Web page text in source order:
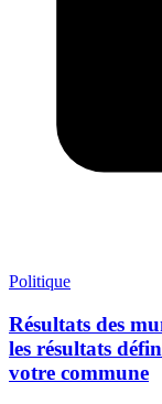
Politique
Résultats des
les résultats
votre commune